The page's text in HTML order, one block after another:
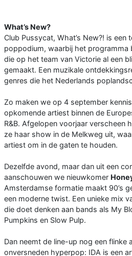
What’s New?
Club Pussycat, What’s New?! is
poppodium, waarbij het programma
die op het team van Victorie al een
gemaakt. Een muzikale
genres die het Nederlands
Zo maken we op 4 september
opkomende artiest binnen de
R&B. Afgelopen voorjaar verscheen
ze haar show in de Melkweg uit,
artiest om in de gaten te houden.
Dezelfde avond, maar dan uit een
aanschouwen we nieuwkomer
Amsterdamse formatie maakt 90’s
een moderne twist. Een unieke mix
die doet denken aan bands als My
Pumpkins en Slow Pulp.
Dan neemt de line-up nog een flinke
onversneden hyperpop: IDA is een